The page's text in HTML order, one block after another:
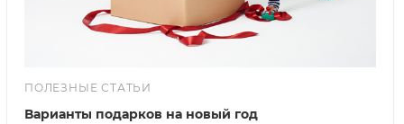
ПОЛЕЗНЫЕ СТАТЬИ
Варианты подарков на новый год